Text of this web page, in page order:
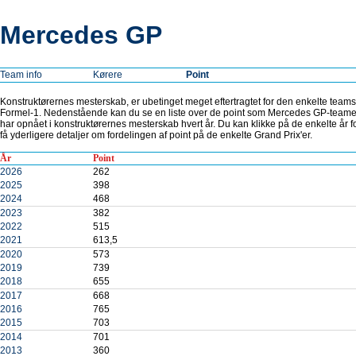
Mercedes GP
Team info Kørere Point
Konstruktørernes mesterskab, er ubetinget meget eftertragtet for den enkelte
Formel-1. Nedenstående kan du se en liste over de point som Mercedes GP-
har opnået i konstruktørernes mesterskab hvert år. Du kan klikke på de enkelte år
få yderligere detaljer om fordelingen af point på de enkelte Grand Prix'er.
År
Point
2026
262
2025
398
2024
468
2023
382
2022
515
2021
613,5
2020
573
2019
739
2018
655
2017
668
2016
765
2015
703
2014
701
2013
360